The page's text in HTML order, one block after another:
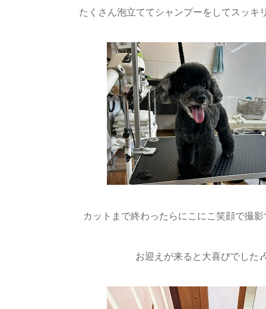
たくさん泡立ててシャンプーをしてスッキリ
カットまで終わったらにこにこ笑顔で撮
お迎えが来ると大喜びでした